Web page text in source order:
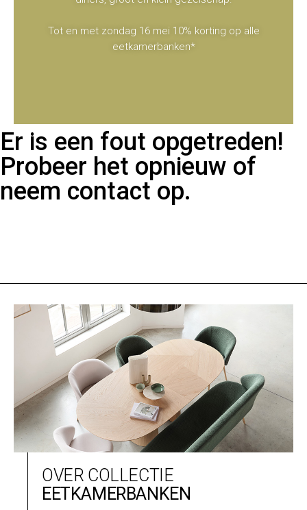
Tot en met zondag 16 mei 10% korting op alle
eetkamerbanken*
Er is een fout opgetreden!
Probeer het opnieuw of
neem contact op.
OVER COLLECTIE
EETKAMERBANKEN